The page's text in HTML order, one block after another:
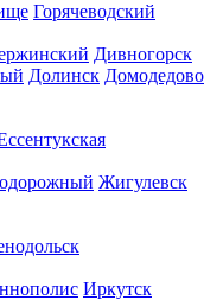
Горячеводский
Дивногорск
Долинск Домодедово
Жигулевск
Иркутск